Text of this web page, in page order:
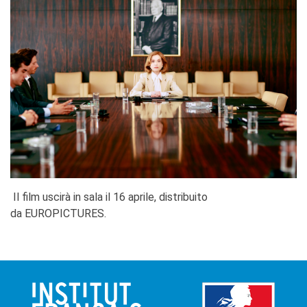
Il film uscirà in sala il 16 aprile, distribuito
da EUROPICTURES.